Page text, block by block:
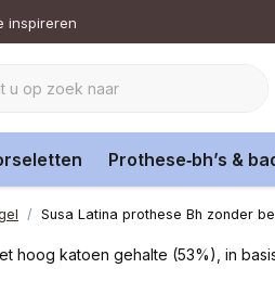
inspireren
Prothese‑bh’s &
Susa Latina prothese Bh zonder
hoog katoen gehalte (53%), in